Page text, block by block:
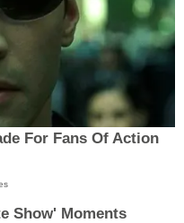
For Fans Of Action
Show' Moments